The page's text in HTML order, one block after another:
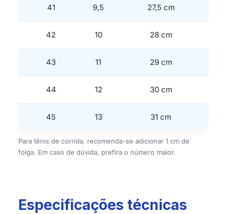
41 9,5 27,5 cm
42 10 28 cm
43 11 29 cm
44 12 30 cm
45 13 31 cm
Para tênis de corrida, recomenda-se adicionar 1 cm de
folga. Em caso de dúvida, prefira o número maior.
Especificações técnicas